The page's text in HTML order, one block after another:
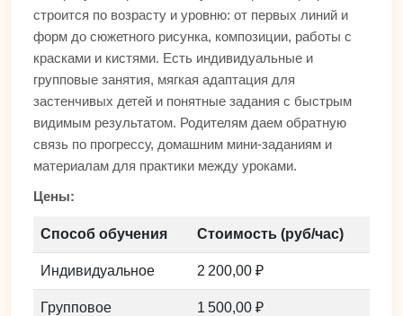
строится по возрасту и уровню: от первых линий и
форм до сюжетного рисунка, композиции, работы с
красками и кистями. Есть индивидуальные и
групповые занятия, мягкая адаптация для
застенчивых детей и понятные задания с быстрым
видимым результатом. Родителям даем обратную
связь по прогрессу, домашним мини-заданиям и
материалам для практики между уроками.
Цены:
Способ обучения Стоимость (руб/час)
Индивидуальное 2 200,00 ₽
Групповое 1 500,00 ₽